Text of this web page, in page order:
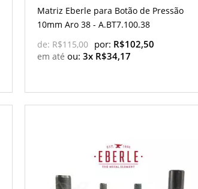
Matriz Eberle para Botão de Pressão
10mm Aro 38 - A.BT7.100.38
de: R$115,00 por: R$102,50
ou: 3x R$34,17